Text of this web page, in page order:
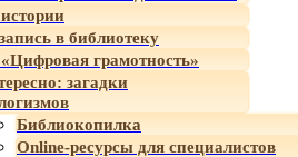
в библиотеку
грамотность»
загадки
Библиокопилка
Online-ресурсы для специалистов